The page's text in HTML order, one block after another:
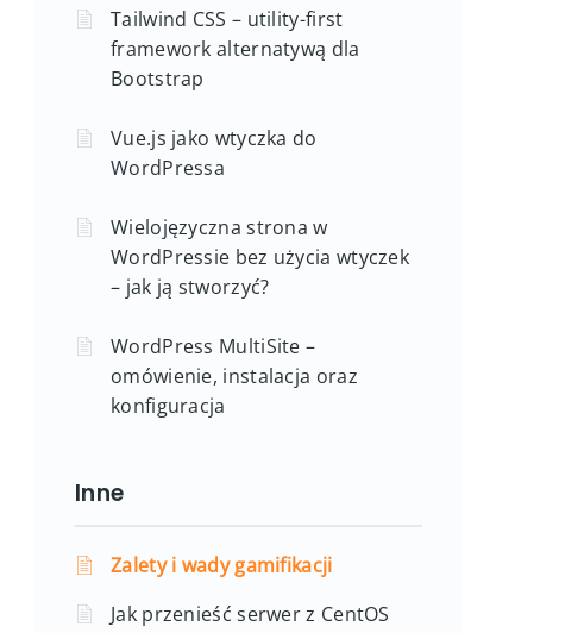
Tailwind CSS – utility-first
framework alternatywą dla
Bootstrap
Vue.js jako wtyczka do
WordPressa
Wielojęzyczna strona w
WordPressie bez użycia wtyczek
– jak ją stworzyć?
WordPress MultiSite –
omówienie, instalacja oraz
konfiguracja
Inne
Zalety i wady gamifikacji
Jak przenieść serwer z CentOS